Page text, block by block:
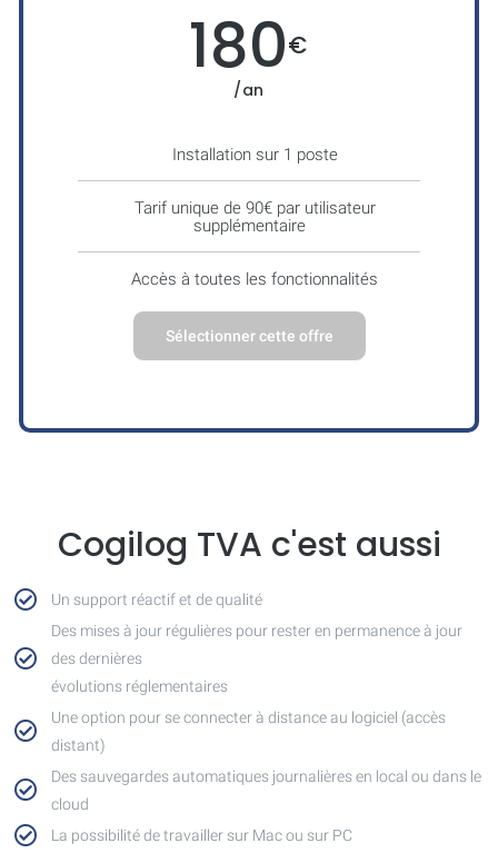
180€
/an
Installation sur 1 poste
Tarif unique de 90€ par utilisateur
supplémentaire
Accès à toutes les fonctionnalités
Sélectionner cette offre
Cogilog TVA c'est aussi
Un support réactif et de qualité
Des mises à jour régulières pour rester en permanence à jour
des dernières
évolutions réglementaires
Une option pour se connecter à distance au logiciel (accès
distant)
Des sauvegardes automatiques journalières en local ou dans le
cloud
La possibilité de travailler sur Mac ou sur PC